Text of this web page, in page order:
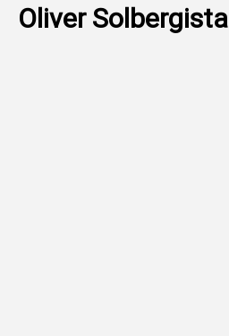
VALTTERI BOTTAS
Oliver Solbergista